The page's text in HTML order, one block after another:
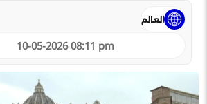
10-05-2026 08:11 pm
العالم